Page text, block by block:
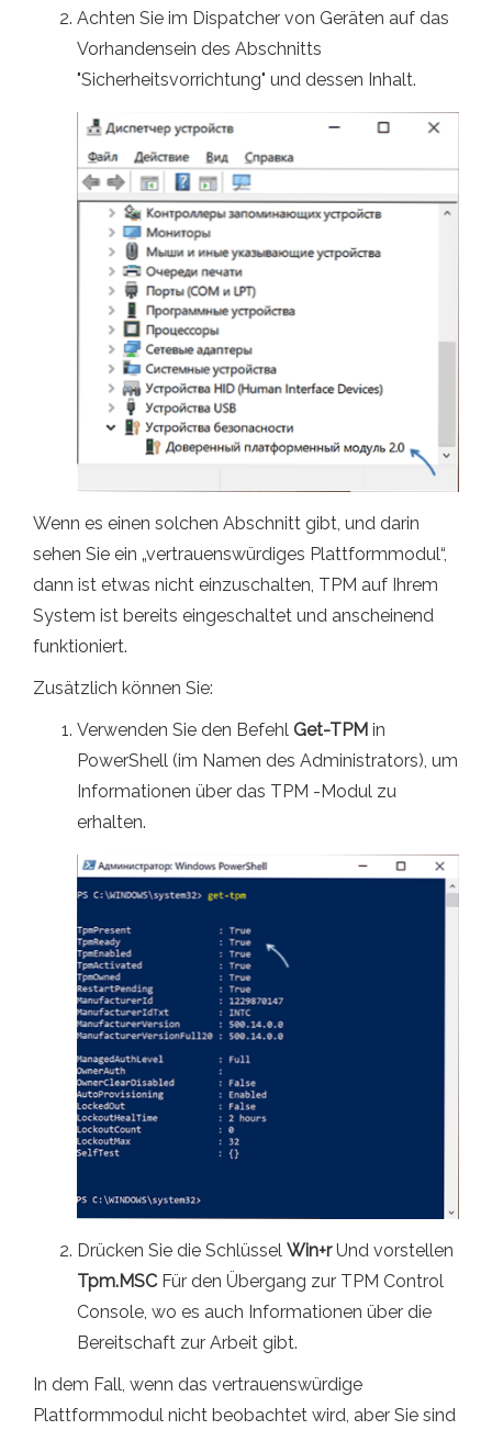
Achten Sie im Dispatcher von Geräten auf das
Vorhandensein des Abschnitts
"Sicherheitsvorrichtung" und dessen Inhalt.
Wenn es einen solchen Abschnitt gibt, und darin
sehen Sie ein „vertrauenswürdiges Plattformmodul“,
dann ist etwas nicht einzuschalten, TPM auf Ihrem
System ist bereits eingeschaltet und anscheinend
funktioniert.
Zusätzlich können Sie:
Verwenden Sie den Befehl Get-TPM in
PowerShell (im Namen des Administrators), um
Informationen über das TPM -Modul zu
erhalten.
Drücken Sie die Schlüssel Win+rUnd vorstellen
Tpm.MSCFür den Übergang zur TPM Control
Console, wo es auch Informationen über die
Bereitschaft zur Arbeit gibt.
In dem Fall, wenn das vertrauenswürdige
Plattformmodul nicht beobachtet wird, aber Sie sind